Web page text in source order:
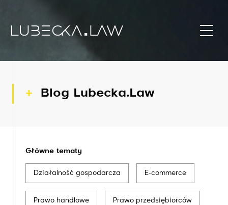
Blog Lubecka.Law
Główne tematy
Działalność gospodarcza E-commerce
Prawo handlowe Prawo przedsiębiorców